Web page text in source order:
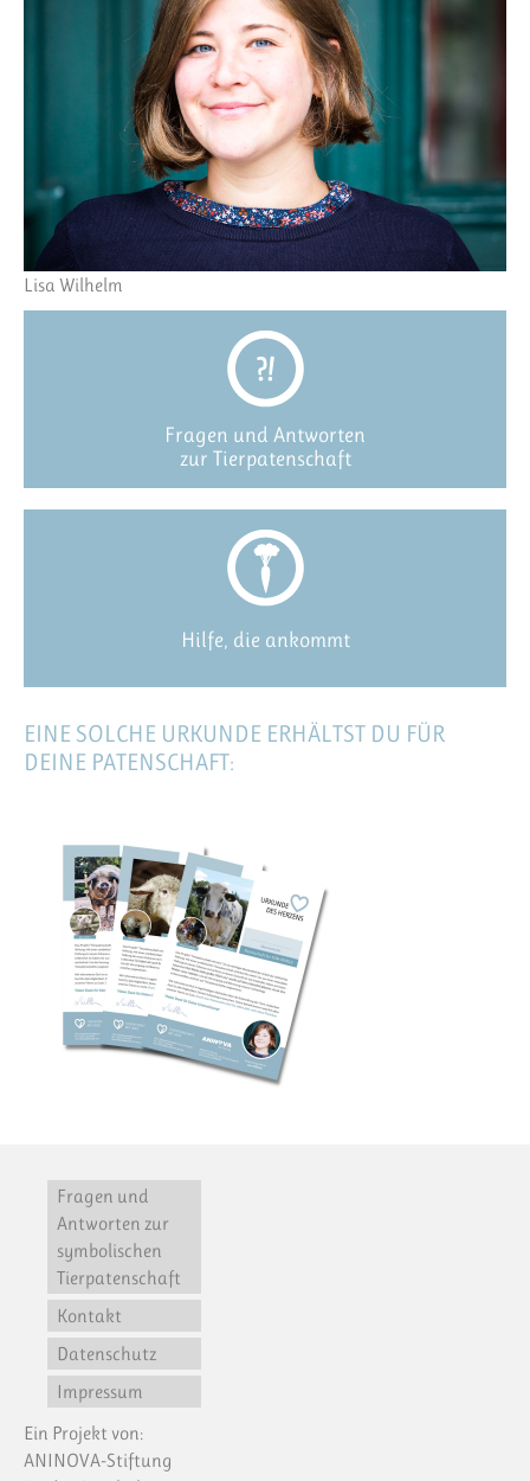
Lisa Wilhelm
Fragen und Antworten
zur Tierpatenschaft
Hilfe, die ankommt
EINE SOLCHE URKUNDE ERHÄLTST DU FÜR
DEINE PATENSCHAFT:
Fragen und
Antworten zur
symbolischen
Tierpatenschaft
Kontakt
Datenschutz
Impressum
Ein Projekt von:
ANINOVA-Stiftung